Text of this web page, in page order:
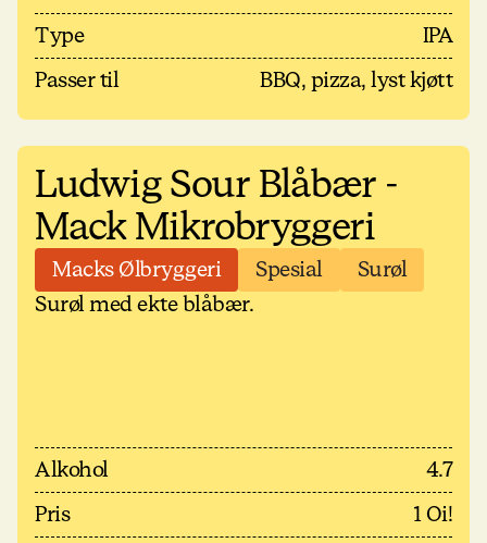
Type
IPA
Passer til
BBQ, pizza, lyst kjøtt
Ludwig Sour Blåbær -
Mack Mikrobryggeri
Macks Ølbryggeri Spesial
Surøl
Surøl med ekte blåbær.
Alkohol
4.7
Pris
1 Oi!